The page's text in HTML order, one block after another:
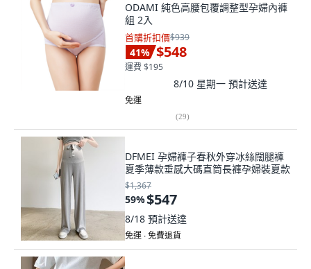
ODAMI 純色高腰包覆調整型孕婦內褲
組 2入
首購折扣價$939
41% $548
運費 $195
8/10 星期一 預計送達
免運
(29)
DFMEI 孕婦褲子春秋外穿冰絲闊腿褲
夏季薄款垂感大碼直筒長褲孕婦裝夏款
$1,367
59%$547
8/18 預計送達
免運 ∙ 免費退貨